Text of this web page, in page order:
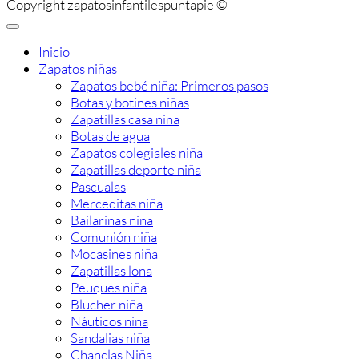
Copyright zapatosinfantilespuntapie ©
Inicio
Zapatos niñas
Zapatos bebé niña: Primeros pasos
Botas y botines niñas
Zapatillas casa niña
Botas de agua
Zapatos colegiales niña
Zapatillas deporte niña
Pascualas
Merceditas niña
Bailarinas niña
Comunión niña
Mocasines niña
Zapatillas lona
Peuques niña
Blucher niña
Náuticos niña
Sandalias niña
Chanclas Niña